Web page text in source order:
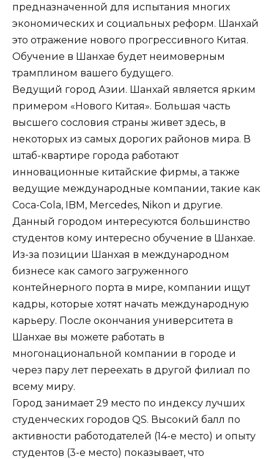
предназначенной для испытания многих
экономических и социальных реформ. Шанхай
это отражение нового прогрессивного Китая.
Обучение в Шанхае будет неимоверным
трамплином вашего будущего.
Ведущий город Азии. Шанхай является ярким
примером «Нового Китая». Большая часть
высшего сословия страны живет здесь, в
некоторых из самых дорогих районов мира. В
штаб-квартире города работают
инновационные китайские фирмы, а также
ведущие международные компании, такие как
Coca-Cola, IBM, Mercedes, Nikon и другие.
Данный городом интересуются большинство
студентов кому интересно обучение в Шанхае.
Из-за позиции Шанхая в международном
бизнесе как самого загруженного
контейнерного порта в мире, компании ищут
кадры, которые хотят начать международную
карьеру. После окончания университета в
Шанхае вы можете работать в
многонациональной компании в городе и
через пару лет переехать в другой филиал по
всему миру.
Город занимает 29 место по индексу лучших
студенческих городов QS. Высокий балл по
активности работодателей (14-е место) и опыту
студентов (3-е место) показывает, что